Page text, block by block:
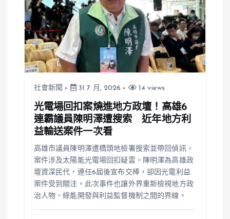
社會新聞 31 7 月, 2026 14 views
光電場回扣案燒進地方政壇！高雄6
連霸議員陳明澤遭搜索 近年地方利
益輸送案件一次看
高雄市議員陳明澤遭橋頭地檢署搜索並帶回偵訊，
案件涉及太陽能光電場回扣疑雲。陳明澤為高雄政
壇資深民代，連任6屆後宣布交棒，卻因光電利益
案件受到關注。此次事件也讓外界重新檢視地方政
治人物、綠能開發與利益監督機制之間的界線。